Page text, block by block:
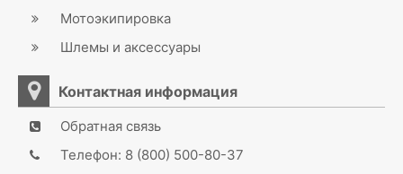
Мотоэкипировка
Шлемы и аксессуары
Контактная информация
Обратная связь
Телефон: 8 (800) 500-80-37